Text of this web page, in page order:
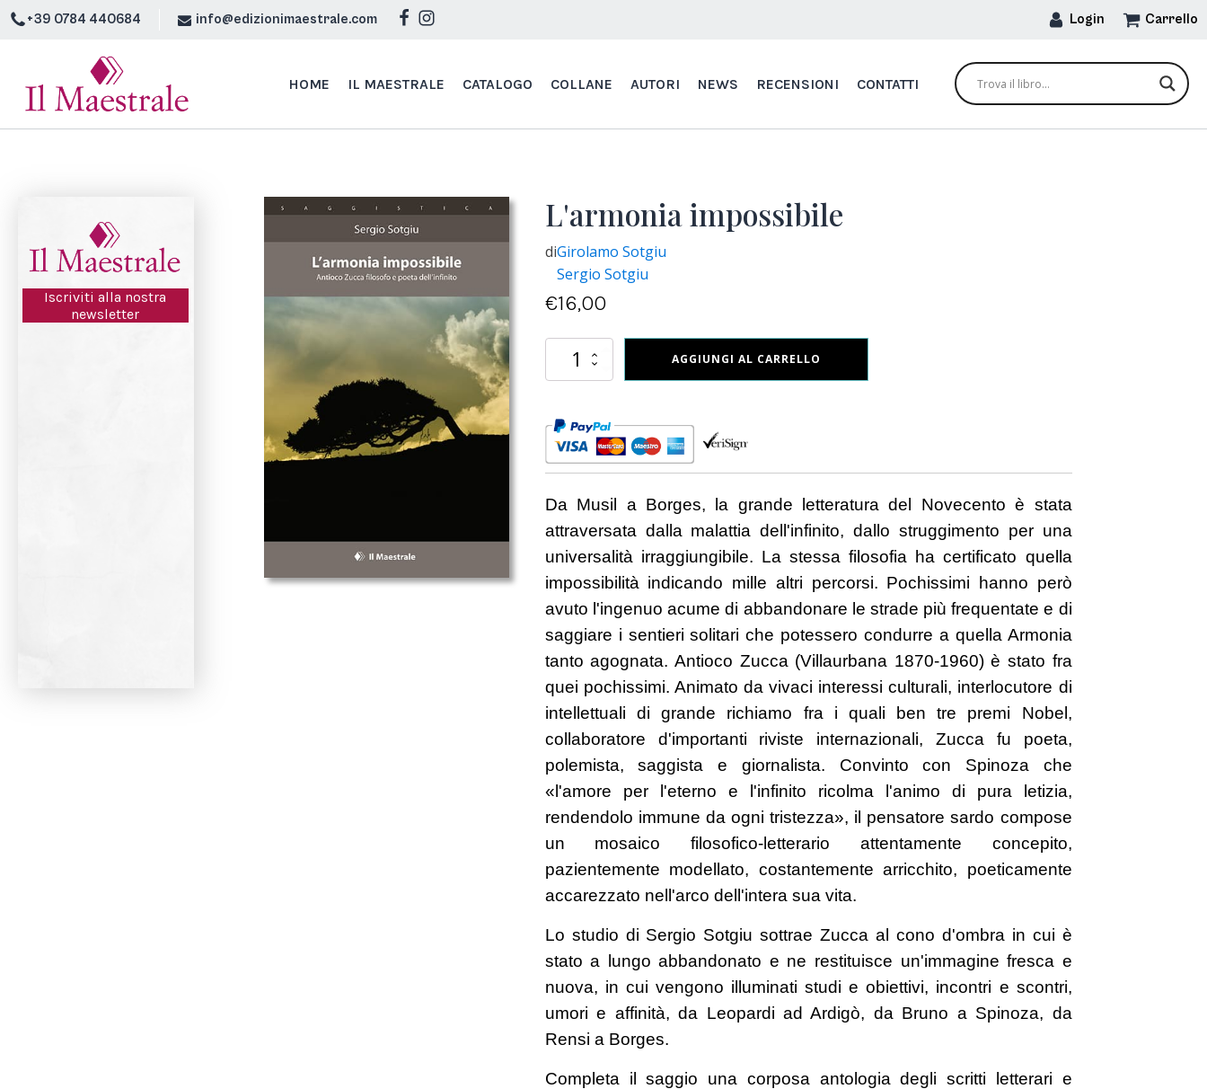
+39 0784 440684 info@edizionimaestrale.com Login Carrello
HOME IL MAESTRALE CATALOGO COLLANE AUTORI NEWS RECENSIONI CONTATTI
Iscriviti alla nostra
newsletter
L'armonia impossibile
diGirolamo Sotgiu
Sergio Sotgiu
€16,00
L'armonia
impossibile
AGGIUNGI AL CARRELLO
Da Musil a Borges, la grande letteratura del Novecento è stata
attraversata dalla malattia dell'infinito, dallo struggimento per una
universalità irraggiungibile. La stessa filosofia ha certificato quella
impossibilità indicando mille altri percorsi. Pochissimi hanno però
avuto l'ingenuo acume di abbandonare le strade più frequentate e di
saggiare i sentieri solitari che potessero condurre a quella Armonia
tanto agognata. Antioco Zucca (Villaurbana 1870-1960) è stato fra
quei pochissimi. Animato da vivaci interessi culturali, interlocutore di
intellettuali di grande richiamo fra i quali ben tre premi Nobel,
collaboratore d'importanti riviste internazionali, Zucca fu poeta,
polemista, saggista e giornalista. Convinto con Spinoza che
«l'amore per l'eterno e l'infinito ricolma l'animo di pura letizia,
rendendolo immune da ogni tristezza», il pensatore sardo compose
un mosaico filosofico-letterario attentamente concepito,
pazientemente modellato, costantemente arricchito, poeticamente
accarezzato nell'arco dell'intera sua vita.
Lo studio di Sergio Sotgiu sottrae Zucca al cono d'ombra in cui è
stato a lungo abbandonato e ne restituisce un'immagine fresca e
nuova, in cui vengono illuminati studi e obiettivi, incontri e scontri,
umori e affinità, da Leopardi ad Ardigò, da Bruno a Spinoza, da
Rensi a Borges.
Completa il saggio una corposa antologia degli scritti letterari e